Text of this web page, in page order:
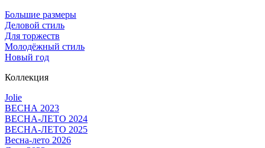
Большие размеры
Деловой стиль
Для торжеств
Молодёжный стиль
Новый год
Коллекция
Jolie
ВЕСНА 2023
ВЕСНА-ЛЕТО 2024
ВЕСНА-ЛЕТО 2025
Весна-лето 2026